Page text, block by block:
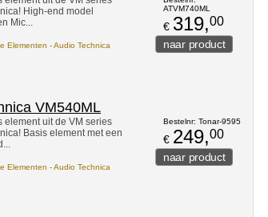
High-end model
Mic...
Elementen - Audio Technica
ATVM740ML
€ 319,00
VM540ML
element uit de VM series
Basis element met een
Elementen - Audio Technica
Bestelnr: Tonar-9595
€ 249,00